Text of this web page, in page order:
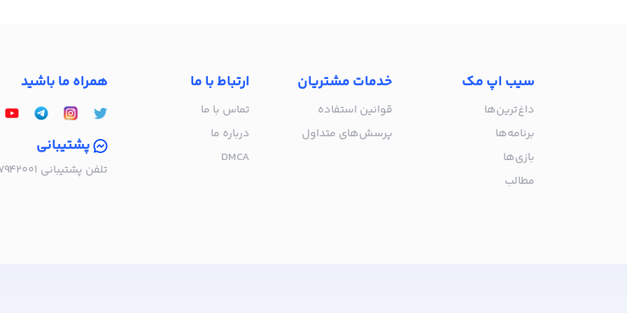
سیب اپ مک
داغ‌ترین‌ها
برنامه‌ها
بازی‌ها
مطالب
خدمات مشتریان
قوانین استفاده
پرسش‌های متداول
ارتباط با ما
تماس با ما
درباره‌ ما
DMCA
همراه ما باشید
پشتیبانی
تلفن پشتیبانی ۰۲۱۵۷۹۴۲۰۰۱ | به صورت تلفنی پاسخگوی شما هستیم!